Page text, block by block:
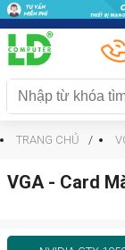
TRANG CHỦ
VGA - Card